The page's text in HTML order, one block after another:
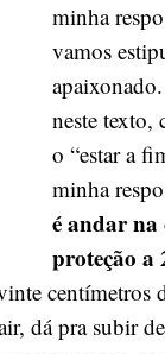
minha
vamos
neste texto,
o “estar a
minha
é andar
proteção a
dá pra subir